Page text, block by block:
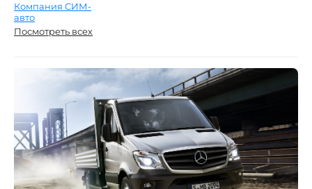
Компания СИМ-
авто
Посмотреть всех